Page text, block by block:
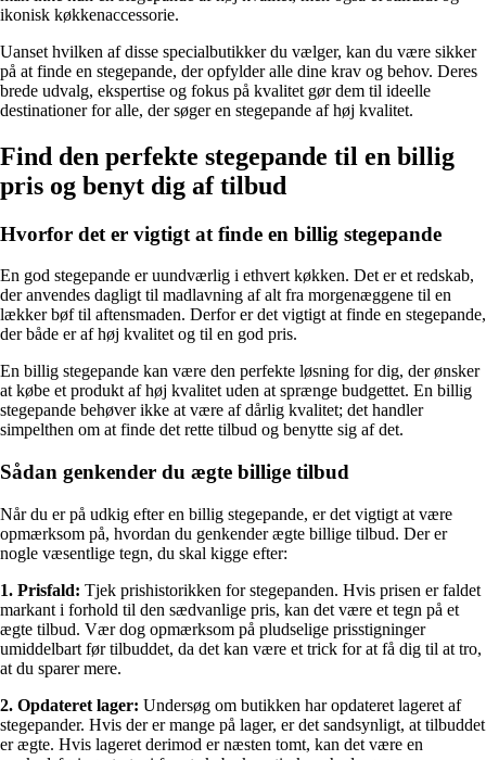
ikonisk køkkenaccessorie.
Uanset hvilken af disse specialbutikker du vælger, kan du være sikker
på at finde en stegepande, der opfylder alle dine krav og behov. Deres
brede udvalg, ekspertise og fokus på kvalitet gør dem til ideelle
destinationer for alle, der søger en stegepande af høj kvalitet.
Find den perfekte stegepande til en billig
pris og benyt dig af tilbud
Hvorfor det er vigtigt at finde en billig stegepande
En god stegepande er uundværlig i ethvert køkken. Det er et redskab,
der anvendes dagligt til madlavning af alt fra morgenæggene til en
lækker bøf til aftensmaden. Derfor er det vigtigt at finde en stegepande,
der både er af høj kvalitet og til en god pris.
En billig stegepande kan være den perfekte løsning for dig, der ønsker
at købe et produkt af høj kvalitet uden at sprænge budgettet. En billig
stegepande behøver ikke at være af dårlig kvalitet; det handler
simpelthen om at finde det rette tilbud og benytte sig af det.
Sådan genkender du ægte billige tilbud
Når du er på udkig efter en billig stegepande, er det vigtigt at være
opmærksom på, hvordan du genkender ægte billige tilbud. Der er
nogle væsentlige tegn, du skal kigge efter:
1. Prisfald: Tjek prishistorikken for stegepanden. Hvis prisen er faldet
markant i forhold til den sædvanlige pris, kan det være et tegn på et
ægte tilbud. Vær dog opmærksom på pludselige prisstigninger
umiddelbart før tilbuddet, da det kan være et trick for at få dig til at tro,
at du sparer mere.
2. Opdateret lager: Undersøg om butikken har opdateret lageret af
stegepander. Hvis der er mange på lager, er det sandsynligt, at tilbuddet
er ægte. Hvis lageret derimod er næsten tomt, kan det være en